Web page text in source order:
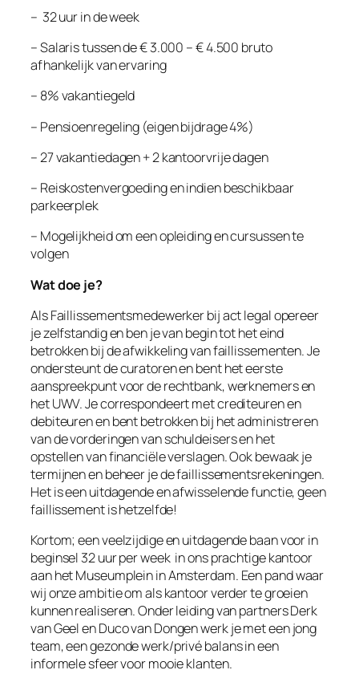
– 32 uur in de week
– Salaris tussen de € 3.000 – € 4.500 bruto
afhankelijk van ervaring
– 8% vakantiegeld
– Pensioenregeling (eigen bijdrage 4%)
– 27 vakantiedagen + 2 kantoorvrije dagen
– Reiskostenvergoeding en indien beschikbaar
parkeerplek
– Mogelijkheid om een opleiding en cursussen te
volgen
Wat doe je?
Als Faillissementsmedewerker bij act legal opereer
je zelfstandig en ben je van begin tot het eind
betrokken bij de afwikkeling van faillissementen. Je
ondersteunt de curatoren en bent het eerste
aanspreekpunt voor de rechtbank, werknemers en
het UWV. Je correspondeert met crediteuren en
debiteuren en bent betrokken bij het administreren
van de vorderingen van schuldeisers en het
opstellen van financiële verslagen. Ook bewaak je
termijnen en beheer je de faillissementsrekeningen.
Het is een uitdagende en afwisselende functie, geen
faillissement is hetzelfde!
Kortom; een veelzijdige en uitdagende baan voor in
beginsel 32 uur per week in ons prachtige kantoor
aan het Museumplein in Amsterdam. Een pand waar
wij onze ambitie om als kantoor verder te groeien
kunnen realiseren. Onder leiding van partners Derk
van Geel en Duco van Dongen werk je met een jong
team, een gezonde werk/privé balans in een
informele sfeer voor mooie klanten.